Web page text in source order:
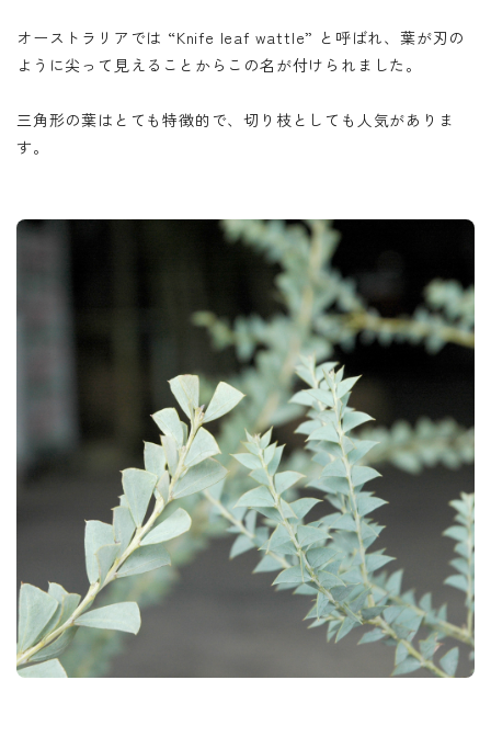
オーストラリアでは “Knife leaf wattle” と呼ばれ、葉が刃の
ように尖って見えることからこの名が付けられました。
三角形の葉はとても特徴的で、切り枝としても人気がありま
す。